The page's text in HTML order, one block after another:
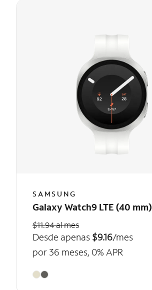
SAMSUNG
Galaxy Watch9 LTE (40 mm)
$11.94 al mes
Desde apenas $9.16/mes
por 36 meses, 0% APR